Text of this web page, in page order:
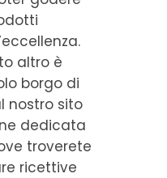
altro è
borgo di
nostro sito
dedicata
troverete
ricettive